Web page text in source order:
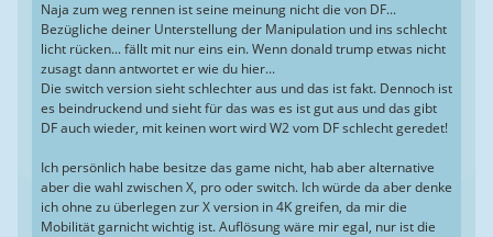
Naja zum weg rennen ist seine meinung nicht die von DF...
Bezügliche deiner Unterstellung der Manipulation und ins schlecht
licht rücken... fällt mit nur eins ein. Wenn donald trump etwas nicht
zusagt dann antwortet er wie du hier...
Die switch version sieht schlechter aus und das ist fakt. Dennoch ist
es beindruckend und sieht für das was es ist gut aus und das gibt
DF auch wieder, mit keinen wort wird W2 vom DF schlecht geredet!
Ich persönlich habe besitze das game nicht, hab aber alternative
aber die wahl zwischen X, pro oder switch. Ich würde da aber denke
ich ohne zu überlegen zur X version in 4K greifen, da mir die
Mobilität garnicht wichtig ist. Auflösung wäre mir egal, nur ist die